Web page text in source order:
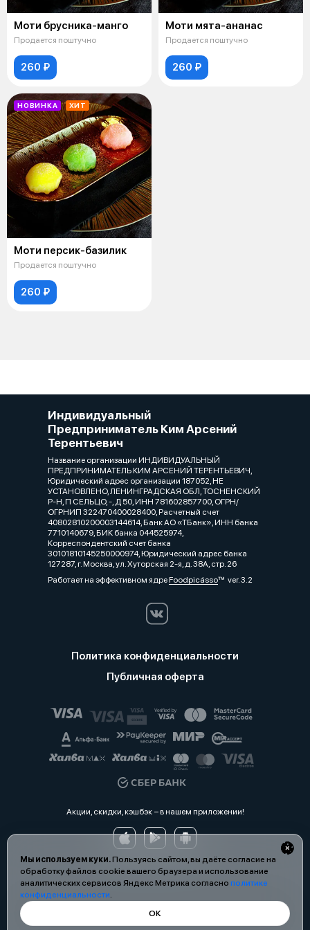
Моти брусника-манго
Продается поштучно
260 ₽
Моти мята-ананас
Продается поштучно
260 ₽
НОВИНКА ХИТ
Моти персик-базилик
Продается поштучно
260 ₽
Мы используем куки.Пользуясь сайтом, вы даёте согласие на
обработку файлов cookie вашего браузера и использование
аналитических сервисов Яндекс Метрика согласно политике
конфиденциальности.
ОК
Индивидуальный
Предприниматель Ким Арсений
Терентьевич
Название организации ИНДИВИДУАЛЬНЫЙ
ПРЕДПРИНИМАТЕЛЬ КИМ АРСЕНИЙ ТЕРЕНТЬЕВИЧ,
Юридический адрес организации 187052, НЕ
УСТАНОВЛЕНО, ЛЕНИНГРАДСКАЯ ОБЛ, ТОСНЕНСКИЙ
Р-Н, П СЕЛЬЦО, -, Д 50, ИНН 781602857700, ОГРН/
ОГРНИП 322470400028400, Расчетный счет
40802810200003144614, Банк АО «ТБанк», ИНН банка
7710140679, БИК банка 044525974,
Корреспондентский счет банка
30101810145250000974, Юридический адрес банка
127287, г. Москва, ул. Хуторская 2-я, д. 38А, стр. 26
Работает на эффективном ядреFoodpicássover. 3.2
Политика конфиденциальности
Публичная оферта
Акции, скидки, кэшбэк − в нашем приложении!